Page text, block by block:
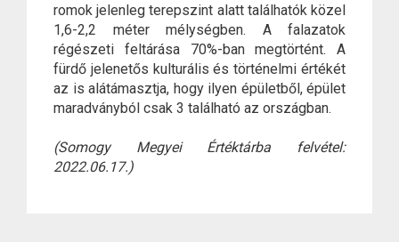
romok jelenleg terepszint alatt találhatók közel
1,6-2,2 méter mélységben. A falazatok
régészeti feltárása 70%-ban megtörtént. A
fürdő jelenetős kulturális és történelmi értékét
az is alátámasztja, hogy ilyen épületből, épület
maradványból csak 3 található az országban.
(Somogy Megyei Értéktárba felvétel:
2022.06.17.)